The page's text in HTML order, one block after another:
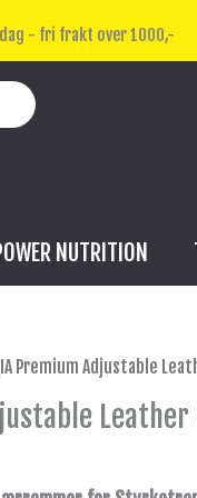
- fri frakt over 1000,-
NUTRITION
Premium Adjustable